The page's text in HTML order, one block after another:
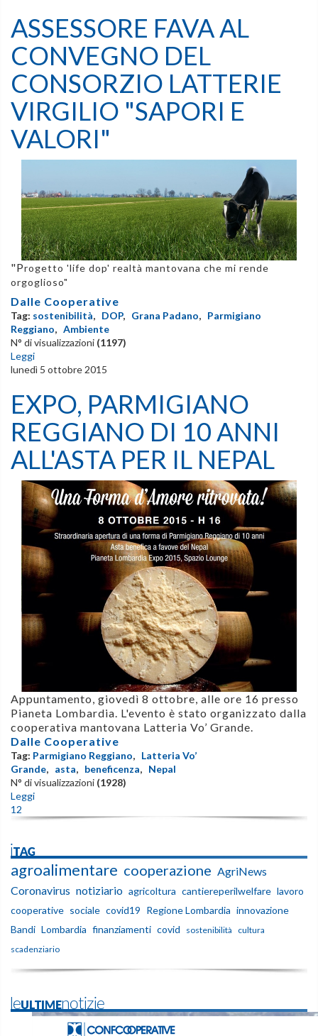
ASSESSORE FAVA AL
CONVEGNO DEL
CONSORZIO LATTERIE
VIRGILIO "SAPORI E
VALORI"
"Progetto 'life dop' realtà mantovana che mi rende
orgoglioso"
Dalle Cooperative
Tag: sostenibilità, DOP, Grana Padano, Parmigiano
Reggiano, Ambiente
N° di visualizzazioni (1197)
Leggi
lunedì 5 ottobre 2015
EXPO, PARMIGIANO
REGGIANO DI 10 ANNI
ALL'ASTA PER IL NEPAL
Appuntamento, giovedì 8 ottobre, alle ore 16 presso
Pianeta Lombardia. L'evento è stato organizzato dalla
cooperativa mantovana Latteria Vo’ Grande.
Dalle Cooperative
Tag: Parmigiano Reggiano, Latteria Vo’
Grande, asta, beneficenza, Nepal
N° di visualizzazioni (1928)
Leggi
1 2
iTAG
agroalimentare cooperazione AgriNews
Coronavirus notiziario agricoltura cantiereperilwelfare lavoro
cooperative sociale covid19 Regione Lombardia innovazione
Bandi Lombardia finanziamenti covid sostenibilità
cultura
scadenziario
leULTIMEnotizie